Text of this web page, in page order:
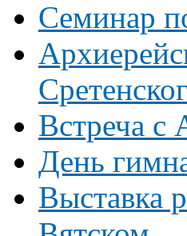
Семинар
Встреча с
День
Выставка